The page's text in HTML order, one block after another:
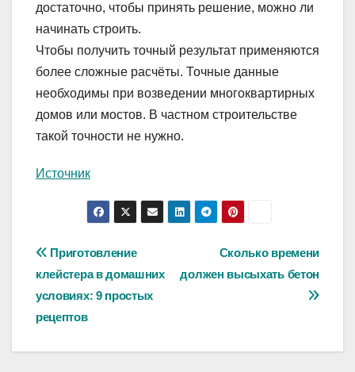
достаточно, чтобы принять решение, можно ли
начинать строить.
Чтобы получить точный результат применяются
более сложные расчёты. Точные данные
необходимы при возведении многоквартирных
домов или мостов. В частном строительстве
такой точности не нужно.
Источник
Навигация
по
записям
Сколько времени
должен высыхать бетон
Приготовление
клейстера в домашних
условиях: 9 простых
рецептов